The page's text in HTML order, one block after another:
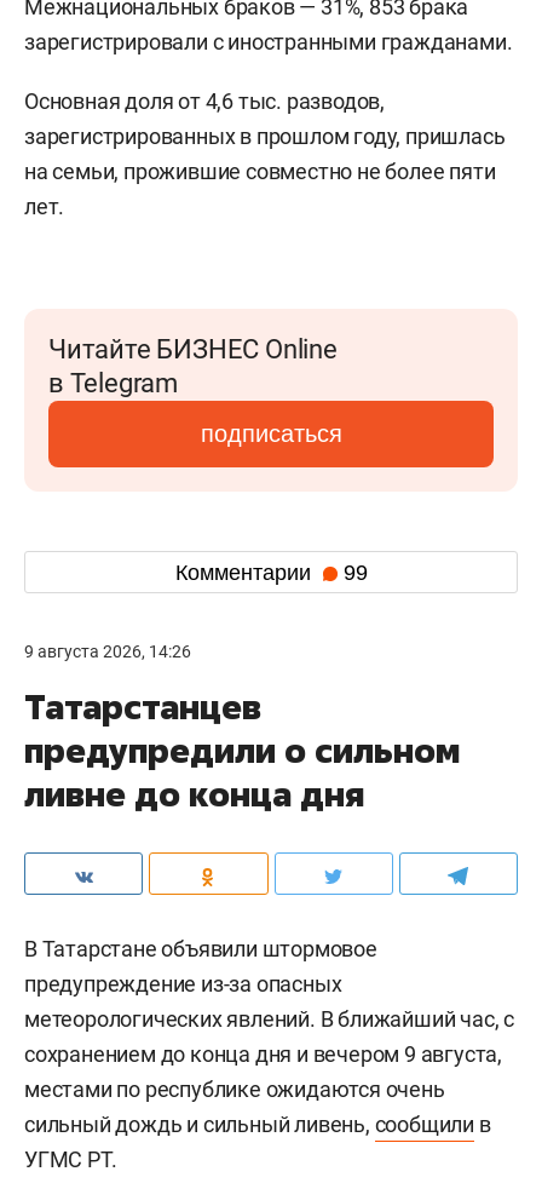
Межнациональных браков — 31%, 853 брака
зарегистрировали с иностранными гражданами.
Основная доля от 4,6 тыс. разводов,
зарегистрированных в прошлом году, пришлась
на семьи, прожившие совместно не более пяти
лет.
Читайте БИЗНЕС Online
в Telegram
подписаться
Комментарии 99
9 августа 2026, 14:26
Татарстанцев
предупредили о сильном
ливне до конца дня
В Татарстане объявили штормовое
предупреждение из-за опасных
метеорологических явлений. В ближайший час, с
сохранением до конца дня и вечером 9 августа,
местами по республике ожидаются очень
сильный дождь и сильный ливень, сообщили в
УГМС РТ.